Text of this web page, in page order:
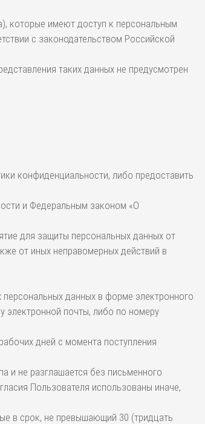
которые имеют доступ к персональным
с законодательством Российской
таких данных не предусмотрен
конфиденциальности, либо предоставить
и Федеральным законом «О
для защиты персональных данных от
от иных неправомерных действий в
персональных данных в форме электронного
электронной почты, либо по номеру
дней с момента поступления
и не разглашается без письменного
Пользователя использованы иначе,
в срок, не превышающий 30 (тридцать